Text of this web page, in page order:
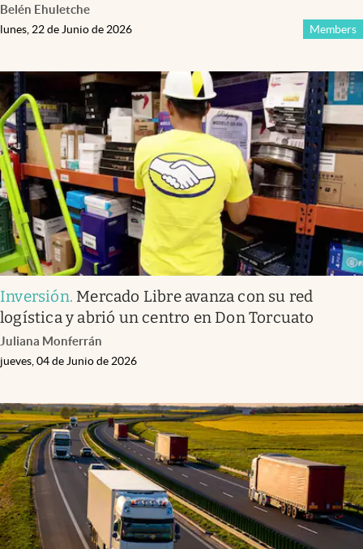
Belén Ehuletche
Members
lunes, 22 de Junio de 2026
Inversión. Mercado Libre avanza con su red
logística y abrió un centro en Don Torcuato
Juliana Monferrán
jueves, 04 de Junio de 2026